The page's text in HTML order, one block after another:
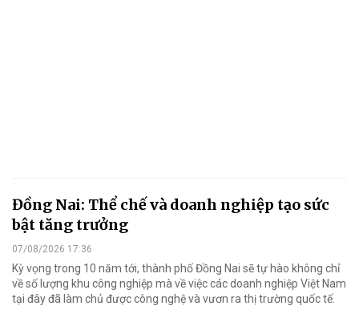
Đồng Nai: Thể chế và doanh nghiệp tạo sức
bật tăng trưởng
07/08/2026 17:36
Kỳ vọng trong 10 năm tới, thành phố Đồng Nai sẽ tự hào không chỉ
về số lượng khu công nghiệp mà về việc các doanh nghiệp Việt Nam
tại đây đã làm chủ được công nghệ và vươn ra thị trường quốc tế.